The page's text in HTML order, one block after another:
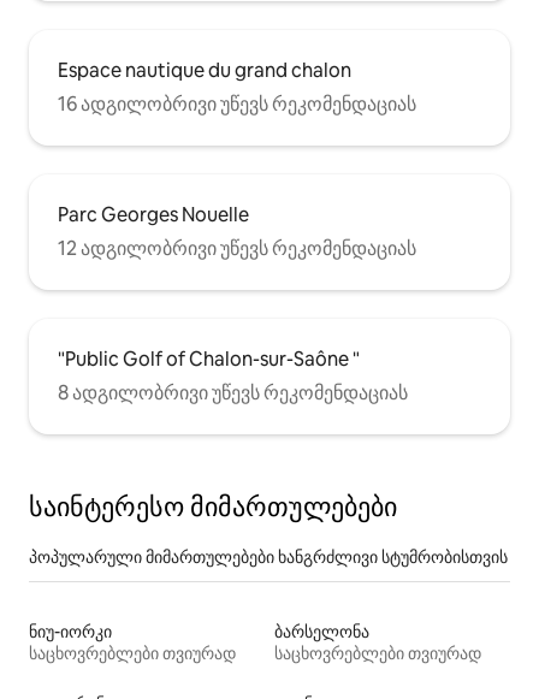
Espace nautique du grand chalon
16 ადგილობრივი უწევს რეკომენდაციას
Parc Georges Nouelle
12 ადგილობრივი უწევს რეკომენდაციას
"Public Golf of Chalon-sur-Saône "
8 ადგილობრივი უწევს რეკომენდაციას
საინტერესო მიმართულებები
პოპულარული მიმართულებები ხანგრძლივი სტუმრობისთვის
ნიუ-იორკი
საცხოვრებლები თვიურად
ბარსელონა
საცხოვრებლები თვიურად